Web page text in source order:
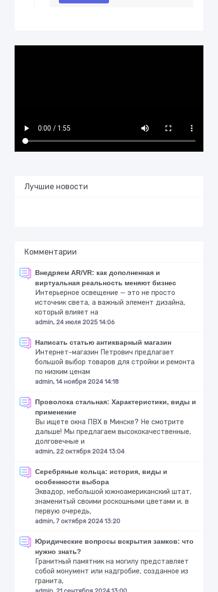
Лучшие новости
Комментарии
Внедряем AR/VR: как дополненная и
виртуальная реальность меняют бизнес
Интерьерное освещение — это не просто
источник света, а важный элемент дизайна,
который влияет на
admin, 24 июля 2025 14:06
Написать статью антикварный магазин
Интернет-магазин Петрович предлагает
большой выбор товаров для стройки и ремонта
по низким ценам
admin, 14 ноября 2024 14:18
Проволока стальная: Характеристики, виды и
применение
Вы ищете окна ПВХ в Минске? Не смотрите
дальше! Мы предлагаем высококачественные,
долговечные и
admin, 22 октября 2024 13:04
Серебряные кольца: история, виды и
особенности выбора
Эквадор, небольшой южноамериканский штат,
знаменитый своими роскошными цветами и, в
первую очередь,
admin, 7 октября 2024 13:20
Юридические вопросы вскрытия замков: что
нужно знать?
Гранитный памятник на могилу представляет
собой монумент или надгробие, созданное из
гранита,